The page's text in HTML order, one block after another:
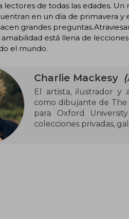
lectores de todas las edades.
en un día de primavera
grandes
amabilidad está llena de
el mundo.
Charlie Mackesy
El artista, ilustrador y
como dibujante de
para Oxford
colecciones privadas,